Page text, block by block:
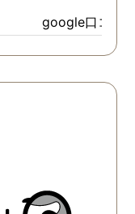
google口コミ